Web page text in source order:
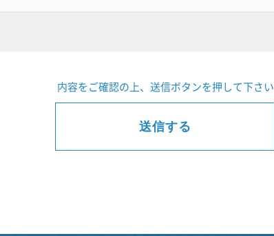
内容をご確認の上、送信ボタンを押して下さい